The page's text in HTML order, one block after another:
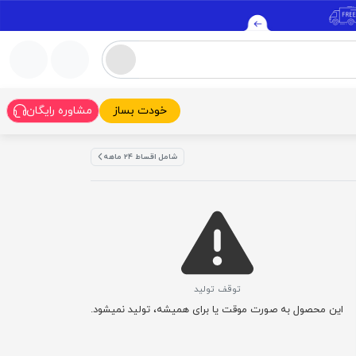
خودت بساز مشاوره رایگان
شامل اقساط ۲۴ ماهه
توقف تولید
این محصول به صورت موقت یا برای همیشه، تولید نمیشود.